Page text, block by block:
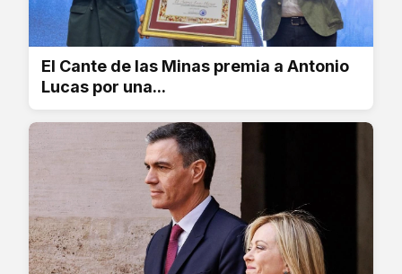
El Cante de las Minas premia a Antonio
Lucas por una...